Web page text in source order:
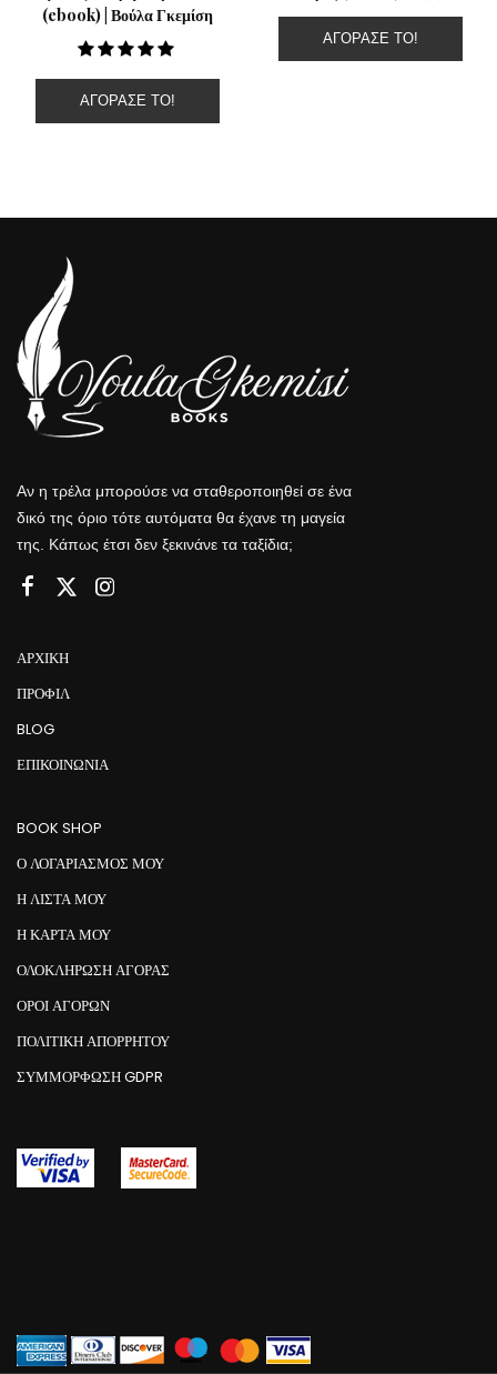
(ebook) | Βούλα Γκεμίση
ΑΓΌΡΑΣΕ ΤΟ!
ΑΓΌΡΑΣΕ ΤΟ!
Αν η τρέλα μπορούσε να σταθεροποιηθεί σε ένα
δικό της όριο τότε αυτόματα θα έχανε τη μαγεία
της. Κάπως έτσι δεν ξεκινάνε τα ταξίδια;
ΑΡΧΙΚΉ
ΠΡΟΦΊΛ
BLOG
ΕΠΙΚΟΙΝΩΝΊΑ
BOOK SHOP
Ο ΛΟΓΑΡΙΑΣΜΟΣ ΜΟΥ
Η ΛΙΣΤΑ ΜΟΥ
Η ΚΑΡΤΑ ΜΟΥ
ΟΛΟΚΛΗΡΩΣΗ ΑΓΟΡΑΣ
ΟΡΟΙ ΑΓΟΡΩΝ
ΠΟΛΙΤΙΚΗ ΑΠΟΡΡΗΤΟΥ
ΣΥΜΜΌΡΦΩΣΗ GDPR